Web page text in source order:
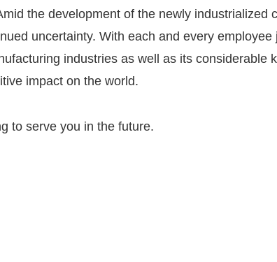
the development of the newly
uncertainty. With each and every
industries as well as its
impact on the world.
to serve you in the future.